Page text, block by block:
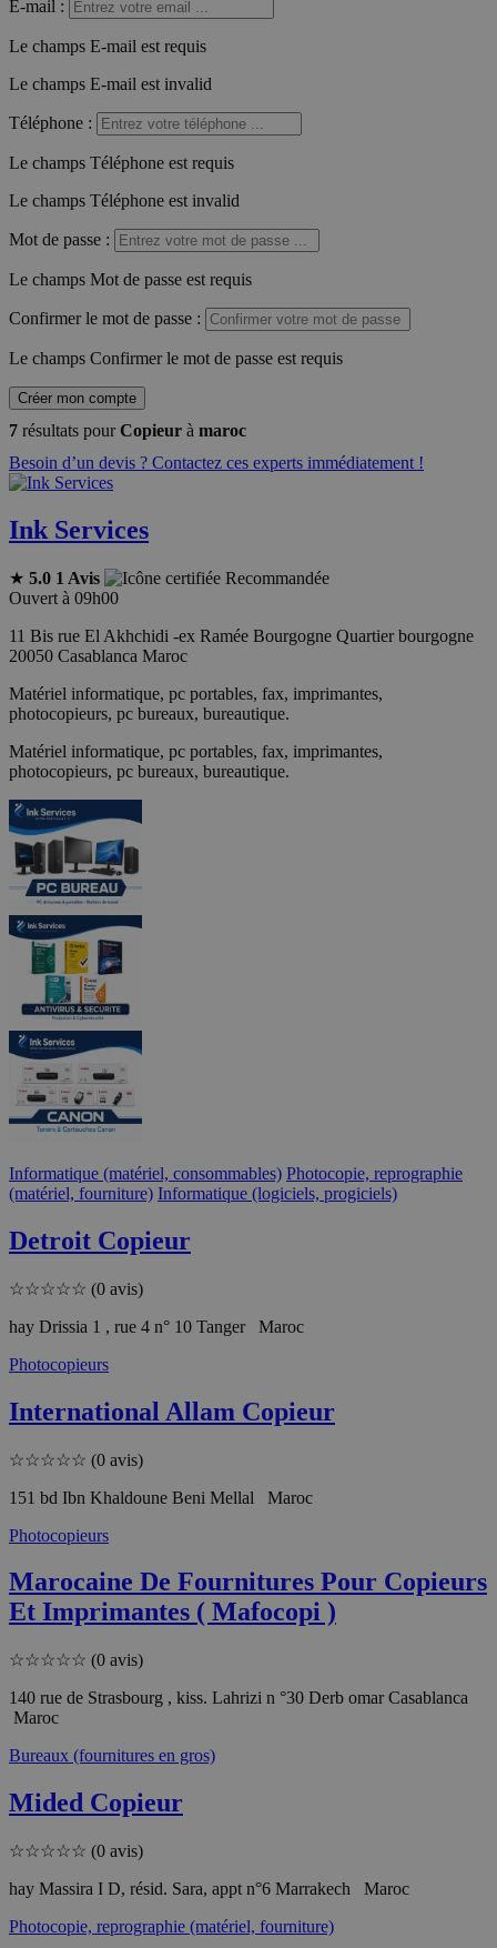
E-mail :
Le champs E-mail est requis
Le champs E-mail est invalid
Téléphone :
Le champs Téléphone est requis
Le champs Téléphone est invalid
Mot de passe :
Le champs Mot de passe est requis
Confirmer le mot de passe :
Le champs Confirmer le mot de passe est requis
Créer mon compte
7 résultats pourCopieur à maroc
Besoin d’un devis ? Contactez ces experts immédiatement !
Ink Services
★ 5.0 1 Avis
Recommandée
Ouvert à 09h00
11 Bis rue El Akhchidi -ex Ramée Bourgogne Quartier bourgogne
20050 Casablanca Maroc
Matériel informatique, pc portables, fax, imprimantes,
photocopieurs, pc bureaux, bureautique.
Matériel informatique, pc portables, fax, imprimantes,
photocopieurs, pc bureaux, bureautique.
Informatique (matériel, consommables) Photocopie, reprographie
(matériel, fourniture) Informatique (logiciels, progiciels)
Detroit Copieur
☆☆☆☆☆ (0 avis)
hay Drissia 1 , rue 4 n° 10 Tanger Maroc
Photocopieurs
International Allam Copieur
☆☆☆☆☆ (0 avis)
151 bd Ibn Khaldoune Beni Mellal Maroc
Photocopieurs
Marocaine De Fournitures Pour Copieurs
Et Imprimantes ( Mafocopi )
☆☆☆☆☆ (0 avis)
140 rue de Strasbourg , kiss. Lahrizi n °30 Derb omar Casablanca
Maroc
Bureaux (fournitures en gros)
Mided Copieur
☆☆☆☆☆ (0 avis)
hay Massira I D, résid. Sara, appt n°6 Marrakech Maroc
Photocopie, reprographie (matériel, fourniture)